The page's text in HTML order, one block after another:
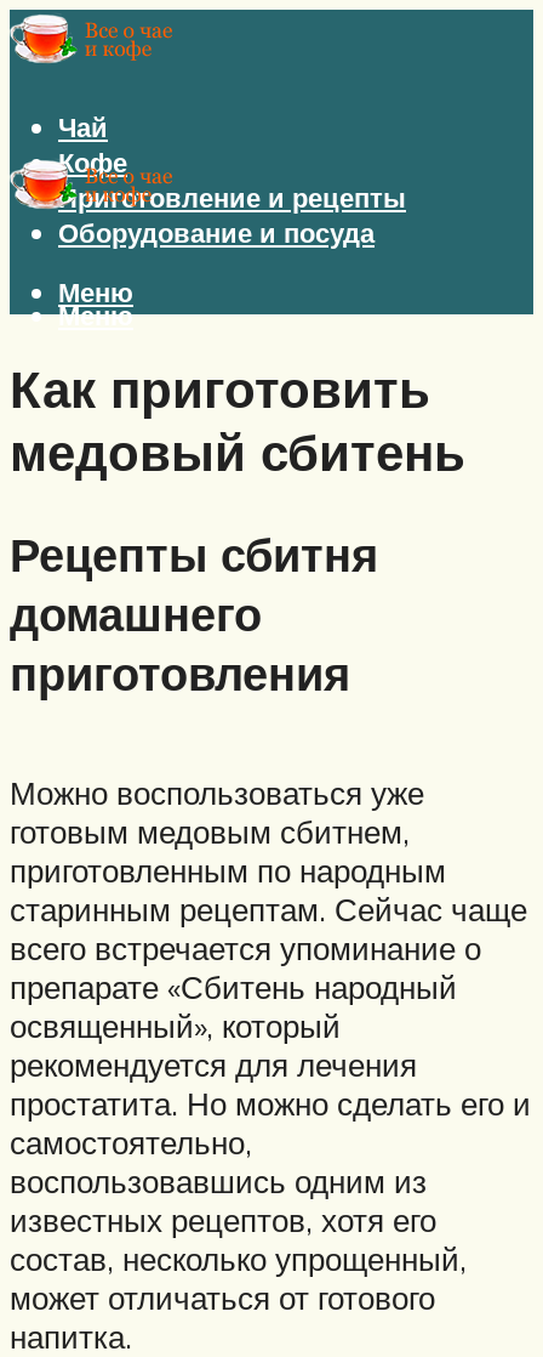
Чай
Кофе
Приготовление и рецепты
Оборудование и посуда
Меню
Меню
Как приготовить
медовый сбитень
Рецепты сбитня
домашнего
приготовления
Можно воспользоваться уже
готовым медовым сбитнем,
приготовленным по народным
старинным рецептам. Сейчас чаще
всего встречается упоминание о
препарате «Сбитень народный
освященный», который
рекомендуется для лечения
простатита. Но можно сделать его и
самостоятельно,
воспользовавшись одним из
известных рецептов, хотя его
состав, несколько упрощенный,
может отличаться от готового
напитка.